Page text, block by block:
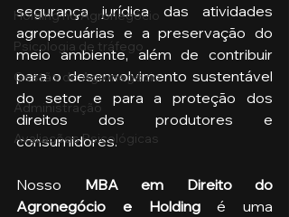
Holding no Agronegócio
Psicologia de tráfego
Gestão do Agronegócio
Administração
Avaliações Psicológicas
segurança jurídica das atividades
agropecuárias e a preservação do
meio ambiente, além de contribuir
para o desenvolvimento sustentável
do setor e para a proteção dos
direitos dos produtores e
consumidores.
Nosso MBA em Direito do
Agronegócio e Holding é uma